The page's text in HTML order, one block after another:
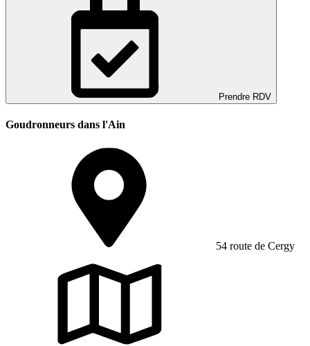
Prendre RDV
Goudronneurs dans l'Ain
54 route de Cergy